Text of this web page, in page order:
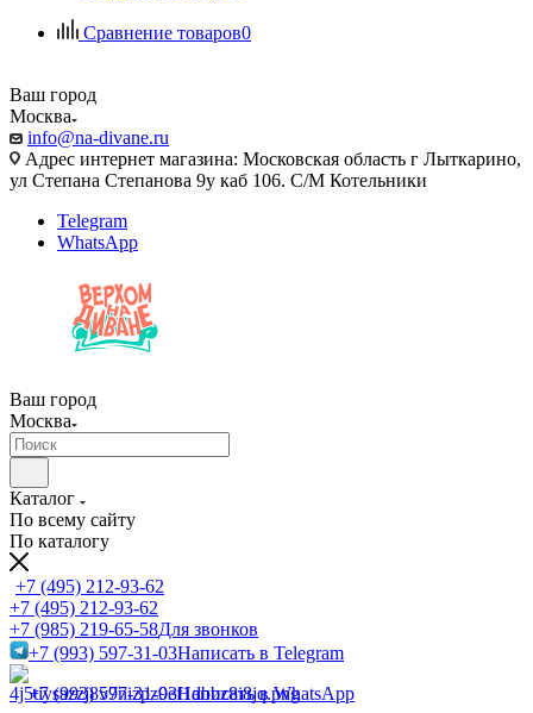
Сравнение товаров0
Ваш город
Москва
info@na-divane.ru
Адрес интернет магазина: Московская область г Лыткарино,
ул Степана Степанова 9у каб 106. С/М Котельники
Telegram
WhatsApp
Ваш город
Москва
Каталог
По всему сайту
По каталогу
+7 (495) 212-93-62
+7 (495) 212-93-62
+7 (985) 219-65-58Для звонков
+7 (993) 597-31-03Написать в Telegram
+7 (993) 597-31-03Написать в WhatsApp